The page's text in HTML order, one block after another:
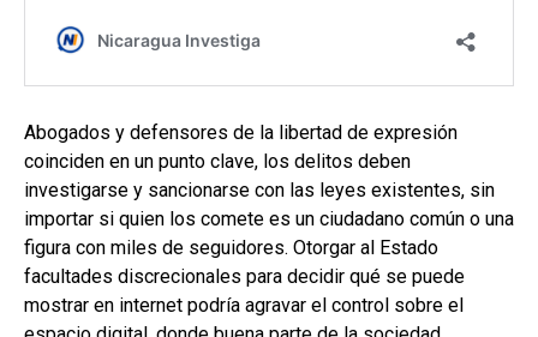
Abogados y defensores de la libertad de expresión
coinciden en un punto clave, los delitos deben
investigarse y sancionarse con las leyes existentes, sin
importar si quien los comete es un ciudadano común o una
figura con miles de seguidores. Otorgar al Estado
facultades discrecionales para decidir qué se puede
mostrar en internet podría agravar el control sobre el